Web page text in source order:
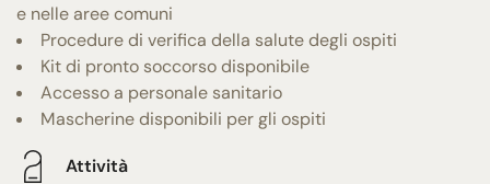
e nelle aree comuni
Procedure di verifica della salute degli ospiti
Kit di pronto soccorso disponibile
Accesso a personale sanitario
Mascherine disponibili per gli ospiti
Attività